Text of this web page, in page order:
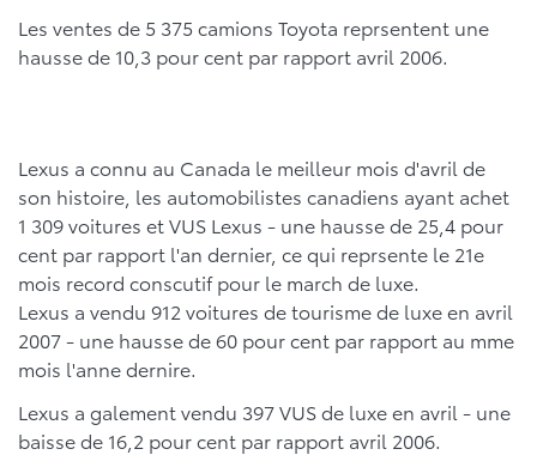
Les ventes de 5 375 camions Toyota reprsentent une
hausse de 10,3 pour cent par rapport avril 2006.
Lexus a connu au Canada le meilleur mois d'avril de
son histoire, les automobilistes canadiens ayant achet
1 309 voitures et VUS Lexus - une hausse de 25,4 pour
cent par rapport l'an dernier, ce qui reprsente le 21e
mois record conscutif pour le march de luxe.
Lexus a vendu 912 voitures de tourisme de luxe en avril
2007 - une hausse de 60 pour cent par rapport au mme
mois l'anne dernire.
Lexus a galement vendu 397 VUS de luxe en avril - une
baisse de 16,2 pour cent par rapport avril 2006.